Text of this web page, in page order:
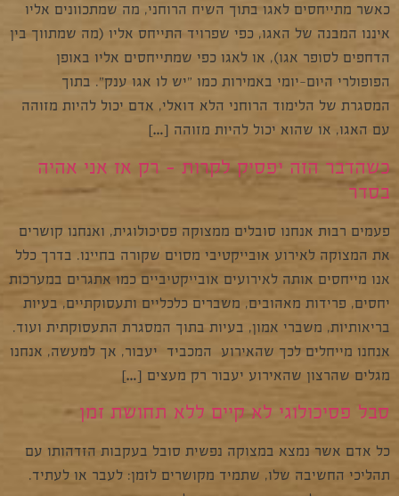
כאשר מתייחסים לאגו בתוך השיח הרוחני, מה שמתכוונים אליו
איננו המבנה של האגו, כפי שפרויד התייחס אליו (מה שמתווך בין
הדחפים לסופר אגו), או לאגו כפי שמתייחסים אליו באופן
הפופולרי היום-יומי באמירות כמו "יש לו אגו ענק". בתוך
המסגרת של הלימוד הרוחני הלא דואלי, אדם יכול להיות מזוהה
עם האגו, או שהוא יכול להיות מזוהה […]
כשהדבר הזה יפסיק לקרות – רק אז אני אהיה
בסדר
פעמים רבות אנחנו סובלים ממצוקה פסיכולוגית, ואנחנו קושרים
את המצוקה לאירוע אובייקטיבי מסוים שקורה בחיינו. בדרך כלל
אנו מייחסים אותה לאירועים אובייקטיביים כמו אתגרים במערכות
יחסים, פרידות מאהובים, משברים כלכליים ותעסוקתיים, בעיות
בריאותיות, משברי אמון, בעיות בתוך המסגרת התעסוקתית ועוד.
אנחנו מייחלים לכך שהאירוע המכביד יעבור, אך למעשה, אנחנו
מגלים שהרצון שהאירוע יעבור רק מעצים […]
סבל פסיכולוגי לא קיים ללא תחושת זמן
כל אדם אשר נמצא במצוקה נפשית סובל בעקבות הזדהותו עם
תהליכי החשיבה שלו, שתמיד מקושרים לזמן: לעבר או לעתיד.